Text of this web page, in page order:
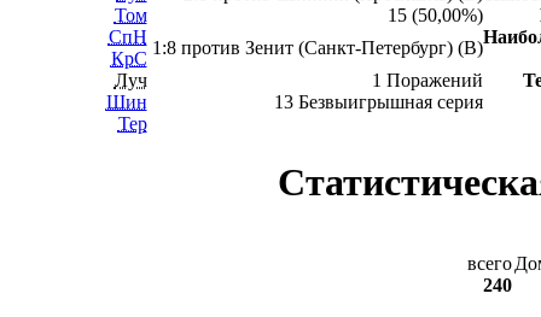
Том
СпН
КрС
Луч
Шин
Тер
15 (50,00%)
1:8 против Зенит (Санкт-Петербург) (В)
1 Поражений
13 Безвыигрышная серия
всего
240